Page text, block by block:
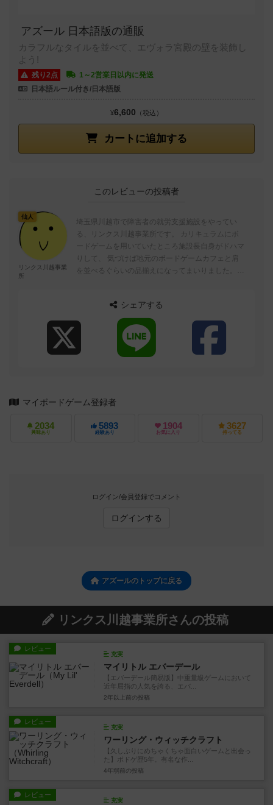
アズール 日本語版の通販
カラフルなタイルを並べて、エヴォラ宮殿の壁を装飾し
よう!
残り2点
1～2営業日以内に発送
日本語ルール付き/日本語版
カートに追加する
¥6,600 （税込）
このレビューの投稿者
仙人
リンクス川越事業
所
埼玉県川越市で障害者の就労支援施設をやってい
る、リンクス川越事業所です。 カリキュラムにボ
ードゲームを用いていたところ施設長自身がドハマ
りして、 気づけば地元のボードゲームカフェと肩
を並べるぐらいの品揃えになってまいりました。
シェアする
マイボードゲーム登録者
2034
興味あり
5893
経験あり
1904
お気に入り
3627
持ってる
ログイン/会員登録でコメント
ログインする
アズールのトップに戻る
リンクス川越事業所さんの投稿
レビュー
充実
マイリトル エバーデール
【エバーデール簡易版】中重量級ゲームにおいて
近年屈指の人気を誇る、エバ...
2年以上前 の投稿
レビュー
充実
ワーリング・ウィッチクラフト
【久しぶりにめちゃくちゃ面白いゲームと出会っ
た】ボドゲ歴5年。有名な作...
4年弱前 の投稿
レビュー
充実